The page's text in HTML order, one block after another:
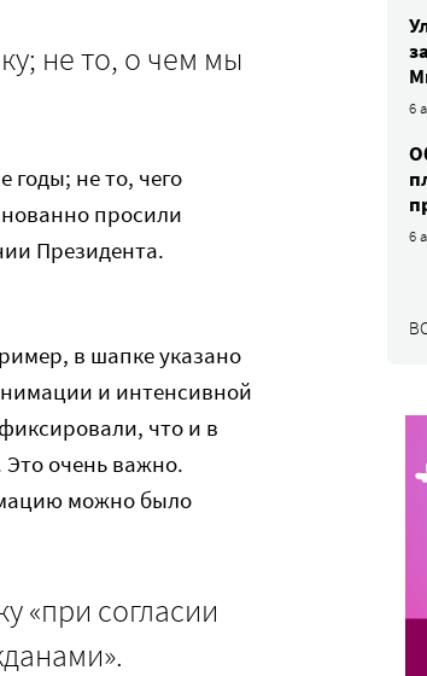
не то, о чем мы
годы; не то, чего
просили
Президента.
в шапке указано
и интенсивной
что и в
очень важно.
можно было
«при согласии
6
6